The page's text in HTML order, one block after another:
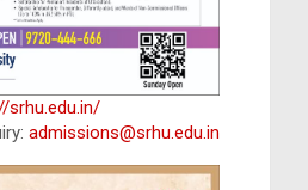
srhu.edu.in/
admissions@srhu.edu.in